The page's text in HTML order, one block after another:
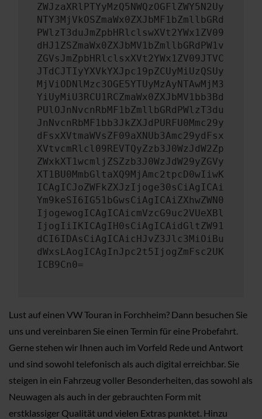
ZWJzaXRlPTYyMzQ5NWQzOGFlZWY5N2Uy
NTY3MjVkOSZmaWx0ZXJbMF1bZmllbGRd
PWlzT3duJmZpbHRlclswXVt2YWx1ZV09
dHJ1ZSZmaWx0ZXJbMV1bZmllbGRdPW1v
ZGVsJmZpbHRlclsxXVt2YWx1ZV09JTVC
JTdCJTIyYXVkYXJpc19pZCUyMiUzQSUy
MjViODNlMzc3OGE5YTUyMzAyNTAwMjM3
YiUyMiU3RCU1RCZmaWx0ZXJbMV1bb3Bd
PUlOJnNvcnRbMF1bZmllbGRdPWlzT3du
JnNvcnRbMF1bb3JkZXJdPURFU0Mmc29y
dFsxXVtmaWVsZF09aXNUb3Amc29ydFsx
XVtvcmRlcl09REVTQyZzb3J0WzJdW2Zp
ZWxkXT1wcmljZSZzb3J0WzJdW29yZGVy
XT1BU0MmbGltaXQ9MjAmc2tpcD0wIiwK
ICAgICJoZWFkZXJzIjoge30sCiAgICAi
Ym9keSI6IG51bGwsCiAgICAiZXhwZWN0
IjogewogICAgICAicmVzcG9uc2VUeXBl
IjogIiIKICAgIH0sCiAgICAidGltZW91
dCI6IDAsCiAgICAicHJvZ3Jlc3MiOiBu
dWxsLAogICAgInJpc2t5IjogZmFsc2UK
ICB9Cn0=
Lust auf einen VW Touran in Forchheim? Dann besuchen Sie
uns und vereinbaren Sie einen Termin für eine Probefahrt.
Gerne stehen wir Ihnen auch im Vorfeld Rede und Antwort
und sind sowohl telefonisch als auch digital erreichbar. Sie
steigen in ein Fahrzeug voller Besonderheiten, das sowohl als
Neuwagen als auch in der gebrauchten Form mit
erstklassiger Qualität und vielen Extras punktet. Hinzu